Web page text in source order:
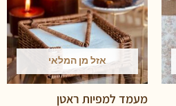
אזל מן המלאי
מעמד למפיות ראטן